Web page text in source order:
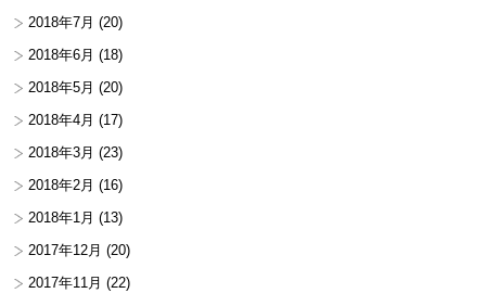
2018年7月 (20)
2018年6月 (18)
2018年5月 (20)
2018年4月 (17)
2018年3月 (23)
2018年2月 (16)
2018年1月 (13)
2017年12月 (20)
2017年11月 (22)